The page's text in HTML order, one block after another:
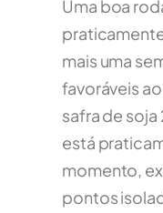
Uma boa
mais uma
favoráveis
safra de
está
momento,
pontos